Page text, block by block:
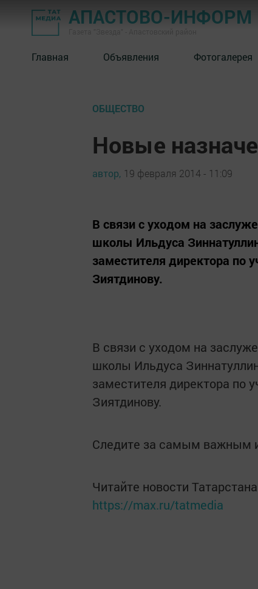
АПАСТОВО-ИНФОРМ
Главная Объявления Фотогалерея
ОБЩЕСТВО
Новые
автор, 19 февраля 2014 - 11:09
В связи с уходом на
школы Ильдуса
заместителя директора по
Зиятдинову.
В связи с уходом на
школы Ильдуса
заместителя директора по
Зиятдинову.
Следите за самым важным
Читайте новости
https://max.ru/tatmedia